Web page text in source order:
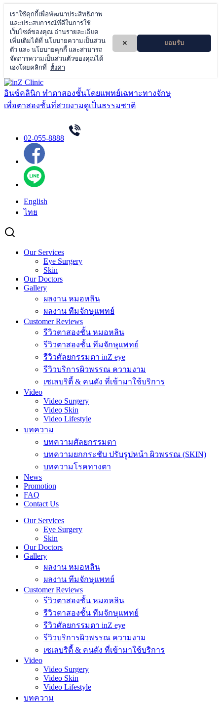
Skip
to
content
อินซ์คลินิก ทำตาสองชั้นโดยแพทย์เฉพาะทางจักษุ
เพื่อตาสองชั้นที่สวยงามดูเป็นธรรมชาติ
02-055-8888
English
ไทย
Our Services
Eye Surgery
Skin
Our Doctors
Gallery
ผลงาน หมอหลิน
ผลงาน ทีมจักษุแพทย์
Customer Reviews
รีวิวตาสองชั้น หมอหลิน
รีวิวตาสองชั้น ทีมจักษุแพทย์
รีวิวศัลยกรรมตา inZ eye
รีวิวบริการผิวพรรณ ความงาม
เซเลบริตี้ & คนดัง ที่เข้ามาใช้บริการ
Video
Video Surgery
Video Skin
Video Lifestyle
บทความ
บทความศัลยกรรมตา
บทความยกกระชับ ปรับรูปหน้า ผิวพรรณ (SKIN)
บทความโรคทางตา
News
Promotion
FAQ
Contact Us
Our Services
Eye Surgery
Skin
Our Doctors
Gallery
ผลงาน หมอหลิน
ผลงาน ทีมจักษุแพทย์
Customer Reviews
รีวิวตาสองชั้น หมอหลิน
รีวิวตาสองชั้น ทีมจักษุแพทย์
รีวิวศัลยกรรมตา inZ eye
รีวิวบริการผิวพรรณ ความงาม
เซเลบริตี้ & คนดัง ที่เข้ามาใช้บริการ
Video
Video Surgery
Video Skin
Video Lifestyle
บทความ